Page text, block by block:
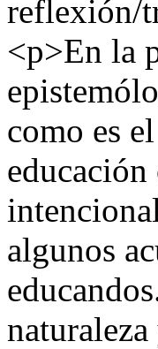
reflexión/
<p>En la
como es
algunos